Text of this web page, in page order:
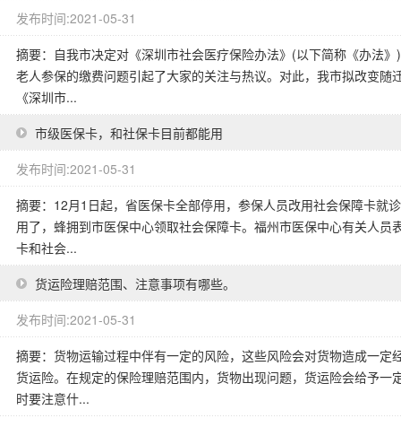
发布时间:2021-05-31
摘要：自我市决定对《深圳市社会医疗保险办法》(以下简称《办法
老人参保的缴费问题引起了大家的关注与热议。对此，我市拟改变
《深圳市...
市级医保卡，和社保卡目前都能用
发布时间:2021-05-31
摘要：12月1日起，省医保卡全部停用，参保人员改用社会保障卡就
用了，蜂拥到市医保中心领取社会保障卡。福州市医保中心有关人
卡和社会...
货运险理赔范围、注意事项有哪些。
发布时间:2021-05-31
摘要：货物运输过程中伴有一定的风险，这些风险会对货物造成一
货运险。在规定的保险理赔范围内，货物出现问题，货运险会给予
时要注意什...